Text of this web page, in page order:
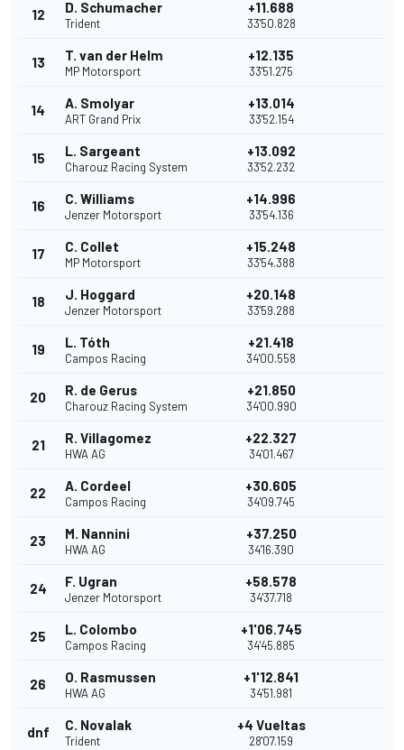
12 D. Schumacher
Trident
+11.688
33'50.828
13 T. van der Helm
MP Motorsport
+12.135
33'51.275
14 A. Smolyar
ART Grand Prix
+13.014
33'52.154
15 L. Sargeant
Charouz Racing System
+13.092
33'52.232
16 C. Williams
Jenzer Motorsport
+14.996
33'54.136
17 C. Collet
MP Motorsport
+15.248
33'54.388
18 J. Hoggard
Jenzer Motorsport
+20.148
33'59.288
19 L. Tóth
Campos Racing
+21.418
34'00.558
20 R. de Gerus
Charouz Racing System
+21.850
34'00.990
21 R. Villagomez
HWA AG
+22.327
34'01.467
22 A. Cordeel
Campos Racing
+30.605
34'09.745
23 M. Nannini
HWA AG
+37.250
34'16.390
24 F. Ugran
Jenzer Motorsport
+58.578
34'37.718
25 L. Colombo
Campos Racing
+1'06.745
34'45.885
26 O. Rasmussen
HWA AG
+1'12.841
34'51.981
dnf C. Novalak
Trident
+4 Vueltas
28'07.159